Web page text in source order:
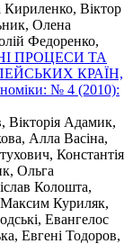
Віктор
Олена
Федоренко,
ПРОЦЕСИ ТА
КРАЇН,
№ 4 (2010):
Вікторія Адамик,
Алла Васіна,
Константія
Ольга
Колошта,
Максим Куриляк,
Евангелос
Евгені Тодоров,